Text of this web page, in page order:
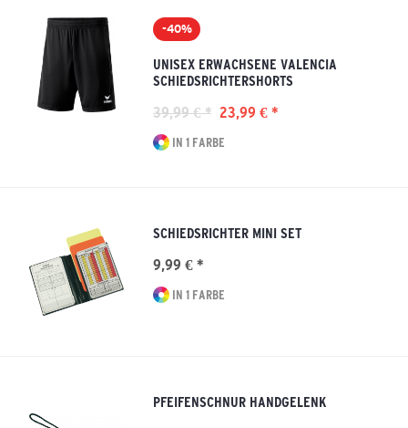
-40%
UNISEX ERWACHSENE VALENCIA
SCHIEDSRICHTERSHORTS
39,99 € * 23,99 € *
IN 1 FARBE
SCHIEDSRICHTER MINI SET
9,99 € *
IN 1 FARBE
PFEIFENSCHNUR HANDGELENK